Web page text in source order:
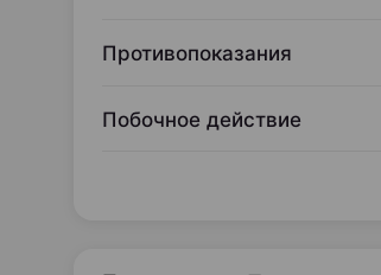
Противопоказания
Побочное действие